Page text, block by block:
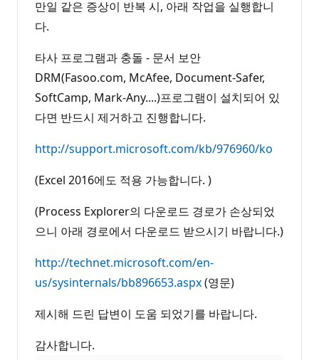
만일 같은 증상이 반복 시, 아래 작업을 실행합니
다.
타사 프로그램과 충돌 - 문서 보안
DRM(Fasoo.com, McAfee, Document-Safer,
SoftCamp, Mark-Any....)프로그램이 설치되어 있
다면 반드시 제거하고 진행합니다.
http://support.microsoft.com/kb/976960/ko
(Excel 2016에도 적용 가능합니다. )
(Process Explorer의 다운로드 경로가 손상되었
으니 아래 경로에서 다운로드 받으시기 바랍니다.)
http://technet.microsoft.com/en-
us/sysinternals/bb896653.aspx(영문)
제시해 드린 답변이 도움 되었기를 바랍니다.
감사합니다.